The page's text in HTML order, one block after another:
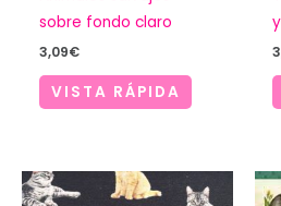
sobre fondo claro
3,09€
VISTA RÁPIDA